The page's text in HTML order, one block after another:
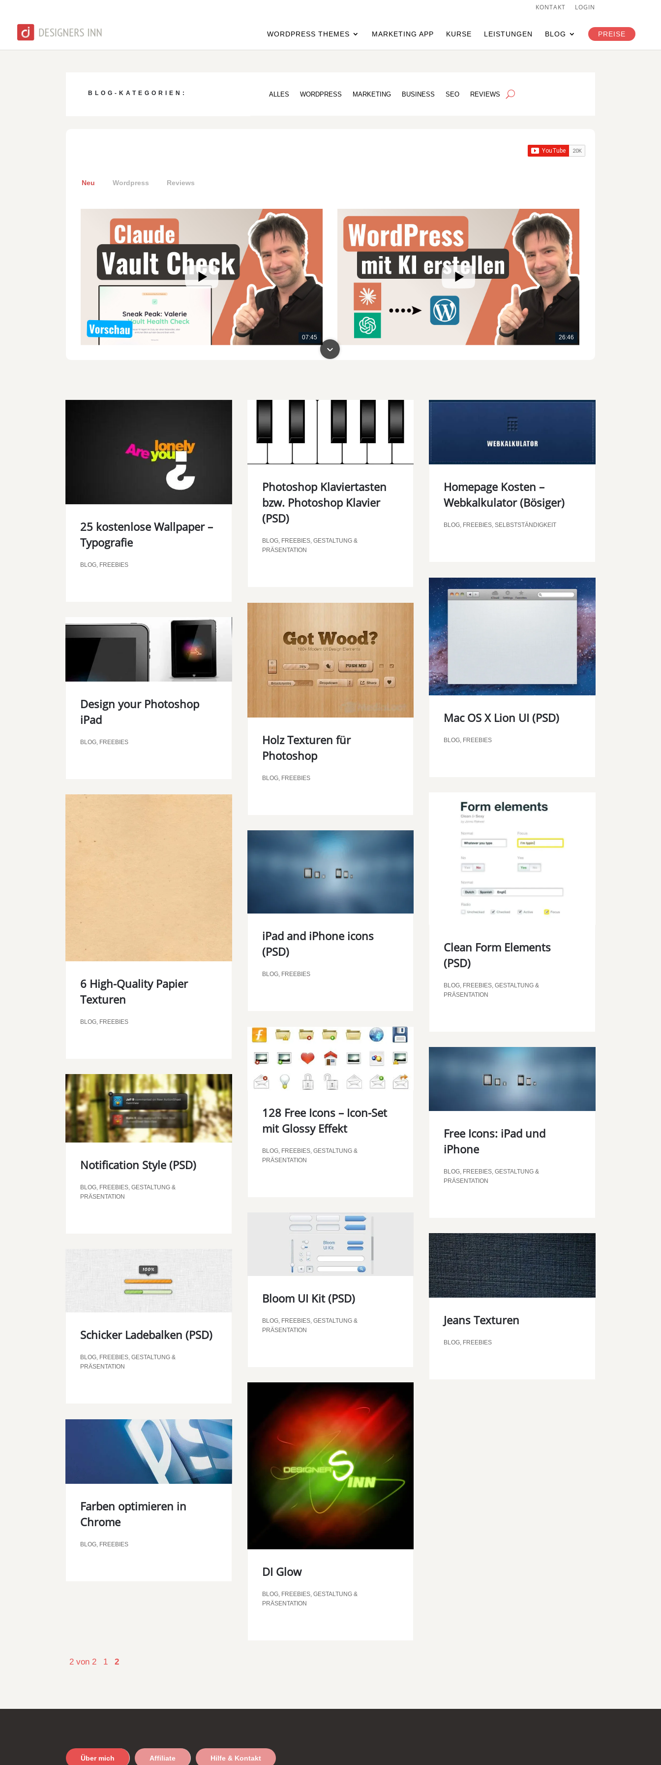
KONTAKT LOGIN
WORDPRESS THEMES MARKETING APP KURSE LEISTUNGEN BLOG PREISE
BLOG-KATEGORIEN: ALLES WORDPRESS MARKETING BUSINESS SEO REVIEWS
Neu Wordpress Reviews
07:45 26:46
00:00 00:00
25 kostenlose Wallpaper –
Typografie
BLOG, FREEBIES
Design your Photoshop
iPad
BLOG, FREEBIES
6 High-Quality Papier
Texturen
BLOG, FREEBIES
Notification Style (PSD)
BLOG, FREEBIES,GESTALTUNG &
PRÄSENTATION
Schicker Ladebalken (PSD)
BLOG, FREEBIES,GESTALTUNG &
PRÄSENTATION
Farben optimieren in
Chrome
BLOG FREEBIES
Photoshop Klaviertasten
bzw. Photoshop Klavier
(PSD)
BLOG, FREEBIES, GESTALTUNG &
PRÄSENTATION
Holz Texturen für
Photoshop
BLOG, FREEBIES
iPad and iPhone icons
(PSD)
BLOG, FREEBIES
128 Free Icons – Icon-Set
mit Glossy Effekt
BLOG, FREEBIES, GESTALTUNG &
PRÄSENTATION
Bloom UI Kit (PSD)
BLOG, FREEBIES, GESTALTUNG &
PRÄSENTATION
DI Glow
BLOG, FREEBIES, GESTALTUNG &
PRÄSENTATION
Homepage Kosten –
Webkalkulator (Bösiger)
BLOG, FREEBIES, SELBSTSTÄNDIGKEIT
Mac OS X Lion UI (PSD)
BLOG, FREEBIES
Clean Form Elements
(PSD)
BLOG, FREEBIES, GESTALTUNG &
PRÄSENTATION
Free Icons: iPad und
iPhone
BLOG, FREEBIES, GESTALTUNG &
PRÄSENTATION
Jeans Texturen
BLOG, FREEBIES
2 von 2 1 2
Über mich Affiliate Hilfe & Kontakt